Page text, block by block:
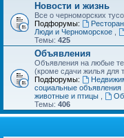
Новости и жизнь
Все о черноморских
Подфорумы:
Люди и Черноморское
Темы: 425
Объявления
Объявления на любые
(кроме сдачи жилья для
Подфорумы:
социальные объявления
животные и птицы
Темы: 406